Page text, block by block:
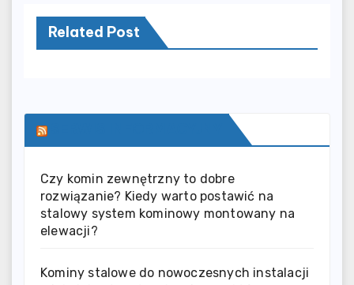
Related Post
Czy komin zewnętrzny to dobre
rozwiązanie? Kiedy warto postawić na
stalowy system kominowy montowany na
elewacji?
Kominy stalowe do nowoczesnych instalacji